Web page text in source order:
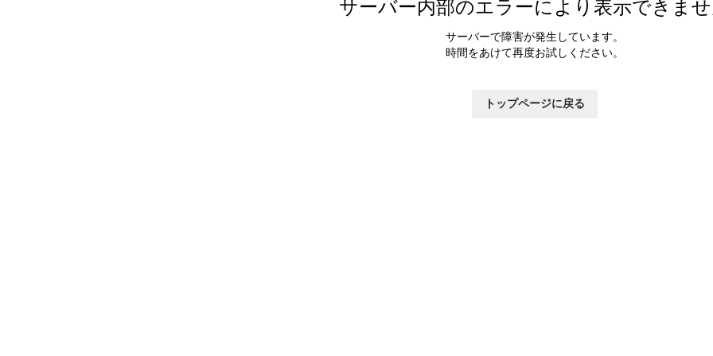
サーバー内部のエラーにより表示できま
サーバーで障害が発生しています。
時間をあけて再度お試しください。
トップページに戻る